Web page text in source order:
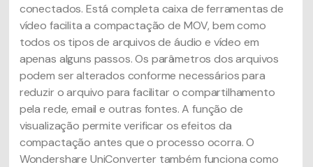
conectados. Está completa caixa de ferramentas de
vídeo facilita a compactação de MOV, bem como
todos os tipos de arquivos de áudio e vídeo em
apenas alguns passos. Os parâmetros dos arquivos
podem ser alterados conforme necessários para
reduzir o arquivo para facilitar o compartilhamento
pela rede, email e outras fontes. A função de
visualização permite verificar os efeitos da
compactação antes que o processo ocorra. O
Wondershare UniConverter também funciona como